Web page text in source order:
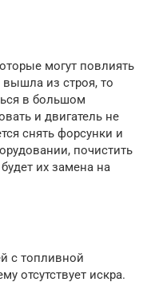
могут повлиять
вышла из строя, то
в большом
и двигатель не
снять форсунки и
почистить
их замена на
с топливной
отсутствует искра.